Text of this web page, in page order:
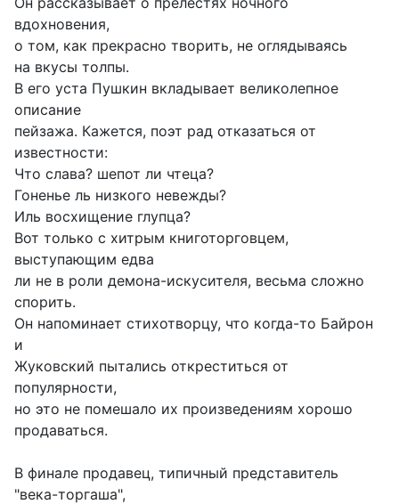
вдохновения,
о том, как прекрасно творить, не оглядываясь
на вкусы толпы.
В его уста Пушкин вкладывает великолепное
описание
пейзажа. Кажется, поэт рад отказаться от
известности:
Что слава? шепот ли чтеца?
Гоненье ль низкого невежды?
Иль восхищение глупца?
Вот только с хитрым книготорговцем,
выступающим едва
ли не в роли демона-искусителя, весьма сложно
спорить.
Он напоминает стихотворцу, что когда-то Байрон
и
Жуковский пытались откреститься от
популярности,
но это не помешало их произведениям хорошо
продаваться.
В финале продавец, типичный представитель
"века-торгаша",